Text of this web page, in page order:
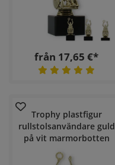
från 17,65 €*
Trophy plastfigur
rullstolsanvändare guld
på vit marmorbotten